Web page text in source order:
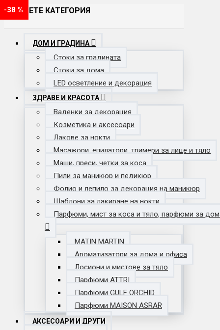
ИЗБЕРЕТЕ КАТЕГОРИЯ
ДОМ И ГРАДИНА
Стоки за градината
Стоки за дома
LED осветление и декорация
ЗДРАВЕ И КРАСОТА
Ваденки за декорация
Козметика и аксесоари
Лакове за нокти
Масажори, епилатори, тримери за лице и тяло
Маши, преси, четки за коса
Пили за маникюр и педикюр
Фолио и лепило за декорация на маникюр
Шаблони за лакиране на нокти
Парфюми, мист за коса и тяло, парфюми за
MATIN MARTIN
Ароматизатори за дома и офиса
Лосиони и мистове за тяло
Парфюми ATTRI
Парфюми GULF ORCHID
Парфюми MAISON ASRAR
АКСЕСОАРИ И ДРУГИ
-38 %
-25 %
-40 %
-38 %